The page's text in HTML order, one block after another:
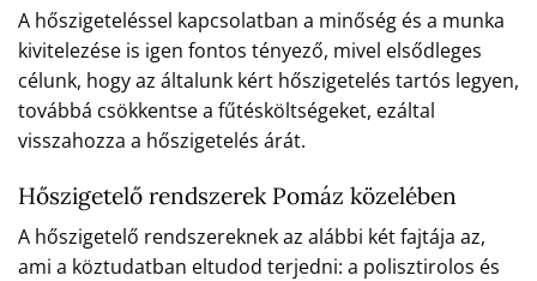
A hőszigeteléssel kapcsolatban a minőség és a munka
kivitelezése is igen fontos tényező, mivel elsődleges
célunk, hogy az általunk kért hőszigetelés tartós legyen,
továbbá csökkentse a fűtésköltségeket, ezáltal
visszahozza a hőszigetelés árát.
Hőszigetelő rendszerek Pomáz közelében
A hőszigetelő rendszereknek az alábbi két fajtája az,
ami a köztudatban eltudod terjedni: a polisztirolos és